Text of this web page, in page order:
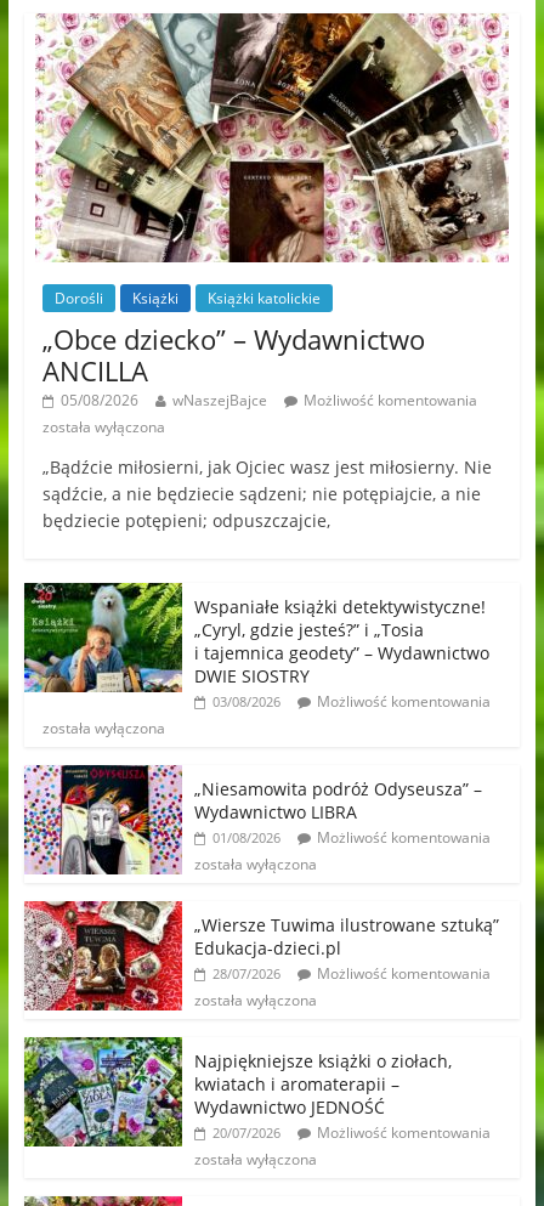
Dorośli Książki Książki katolickie
„Obce dziecko” – Wydawnictwo
ANCILLA
05/08/2026 wNaszejBajce
Możliwość komentowania
została wyłączona
„Bądźcie miłosierni, jak Ojciec wasz jest miłosierny. Nie
sądźcie, a nie będziecie sądzeni; nie potępiajcie, a nie
będziecie potępieni; odpuszczajcie,
Wspaniałe książki detektywistyczne!
„Cyryl, gdzie jesteś?” i „Tosia
i tajemnica geodety” – Wydawnictwo
DWIE SIOSTRY
03/08/2026
Możliwość komentowania
została wyłączona
„Niesamowita podróż Odyseusza” –
Wydawnictwo LIBRA
01/08/2026
Możliwość komentowania
została wyłączona
„Wiersze Tuwima ilustrowane sztuką”
Edukacja-dzieci.pl
28/07/2026
Możliwość komentowania
została wyłączona
Najpiękniejsze książki o ziołach,
kwiatach i aromaterapii –
Wydawnictwo JEDNOŚĆ
20/07/2026
Możliwość komentowania
została wyłączona